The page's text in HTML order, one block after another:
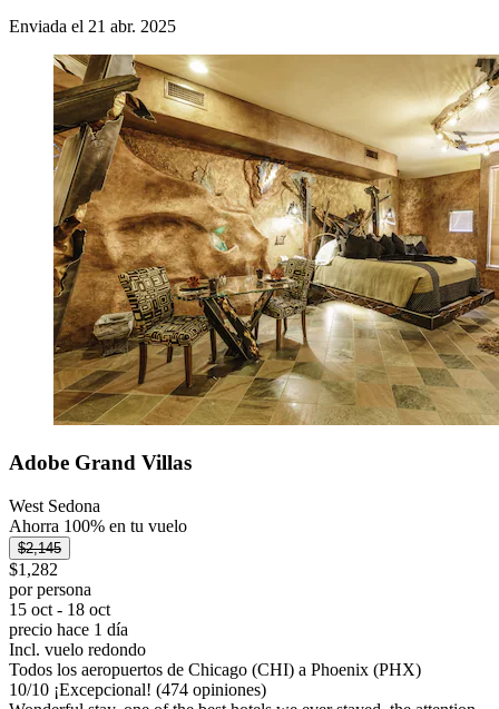
Enviada el 21 abr. 2025
Adobe Grand Villas
West Sedona
Ahorra 100% en tu vuelo
$2,145
$1,282
por persona
15 oct - 18 oct
precio hace 1 día
Incl. vuelo redondo
Todos los aeropuertos de Chicago (CHI) a Phoenix (PHX)
10/10 ¡Excepcional! (474 opiniones)